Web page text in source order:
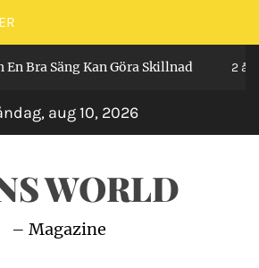
Säng Kan Göra Skillnad 2 år
aug 10, 2026
WORLD
– Magazine